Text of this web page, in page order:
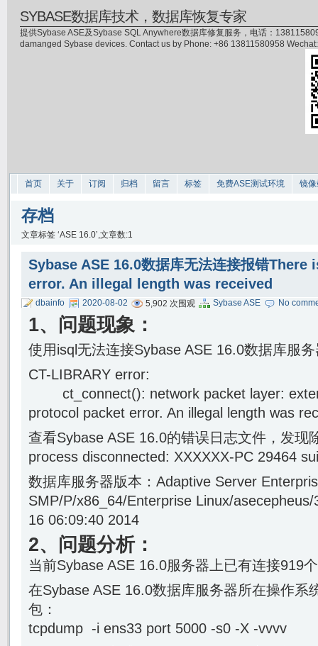
SYBASE数据库技术，数据库恢复专家
提供Sybase ASE及Sybase SQL Anywhere数据库修复服务，电话：
damanged Sybase devices. Contact us by Phone: +86 13811580958
首页 关于 订阅 归档 留言 标签 免费ASE测试环境 镜
存档
文章标签 ‘ASE 16.0’,文章数:1
Sybase ASE 16.0数据库无法连接报错
error. An illegal length was received
dbainfo 2020-08-02 5,902 次围观 Sybase ASE No
1、问题现象：
使用isql无法连接Sybase ASE 16.0数据库服
CT-LIBRARY error:
ct_connect(): network packet layer:
protocol packet error. An illegal length was
查看Sybase ASE 16.0的错误日志文件，发现
process disconnected: XXXXXX-PC 29464
数据库服务器版本：Adaptive Server
SMP/P/x86_64/Enterprise Linux/
16 06:09:40 2014
2、问题分析：
当前Sybase ASE 16.0服务器上已有连接919
在Sybase ASE 16.0数据库服务器所在操作系
包：
tcpdump -i ens33 port 5000 -s0 -X -vvvv